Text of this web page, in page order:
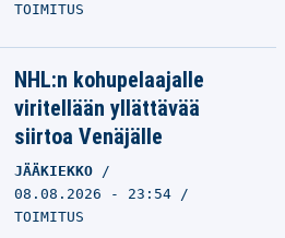
TOIMITUS
NHL:n kohupelaajalle
viritellään yllättävää
siirtoa Venäjälle
JÄÄKIEKKO
08.08.2026 - 23:54
TOIMITUS